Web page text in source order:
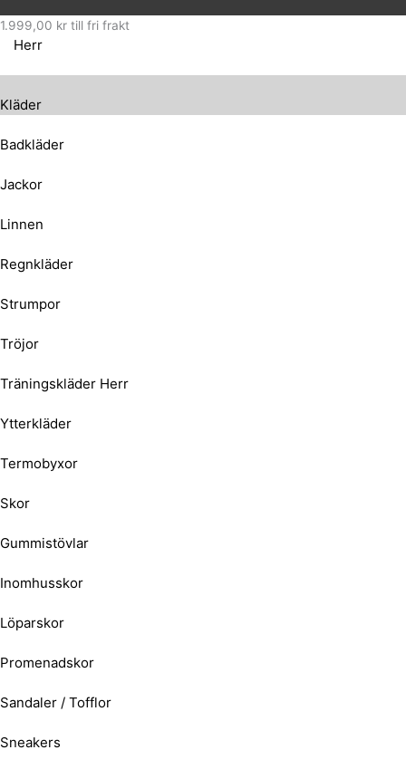
1.999,00 kr till fri frakt
Herr
Kläder
Badkläder
Jackor
Linnen
Regnkläder
Strumpor
Tröjor
Träningskläder Herr
Ytterkläder
Termobyxor
Skor
Gummistövlar
Inomhusskor
Löparskor
Promenadskor
Sandaler / Tofflor
Sneakers